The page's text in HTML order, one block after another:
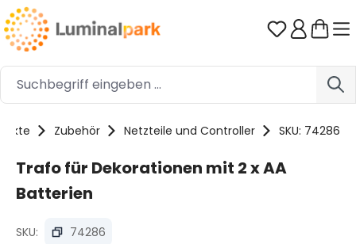
Zum Hauptinhalt springen Du hast 0
Zubehör Netzteile und Controller SKU: 74286
Trafo für Dekorationen mit 2 x AA
Batterien
SKU: 74286